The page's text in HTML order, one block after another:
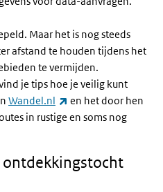
Maar het is nog steeds
afstand te houden tijdens het
te vermijden.
link)
je tips hoe je veilig kunt
Wandel.nl (externe link)
en het door hen
in rustige en soms nog
ontdekkingstocht